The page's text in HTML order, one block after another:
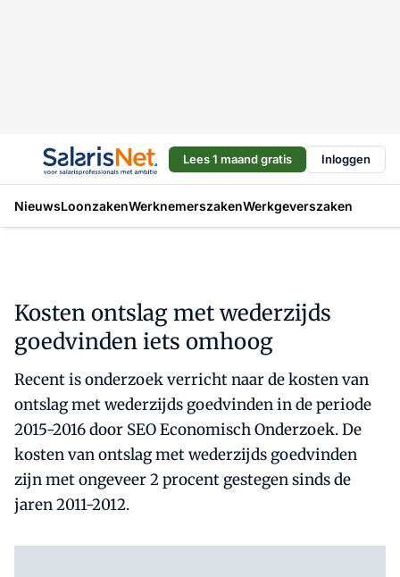
Lees 1 maand gratis Inloggen
NieuwsLoonzakenWerknemerszakenWerkgeverszaken
Kosten ontslag met wederzijds
goedvinden iets omhoog
Recent is onderzoek verricht naar de kosten van
ontslag met wederzijds goedvinden in de periode
2015-2016 door SEO Economisch Onderzoek. De
kosten van ontslag met wederzijds goedvinden
zijn met ongeveer 2 procent gestegen sinds de
jaren 2011-2012.